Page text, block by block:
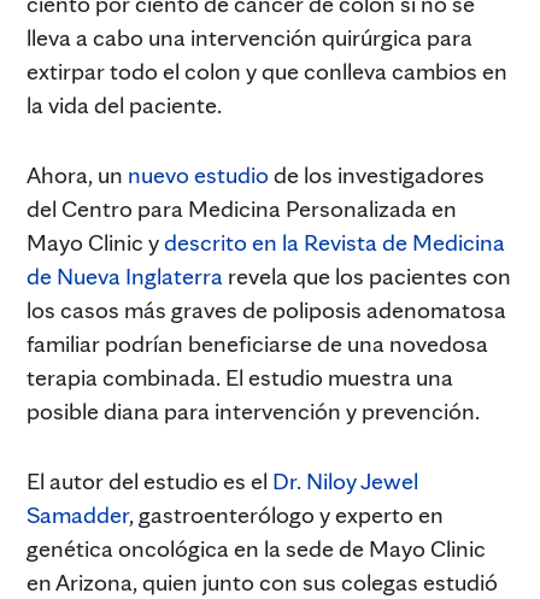
lleva a cabo una intervención quirúrgica para
extirpar todo el colon y que conlleva cambios en
la vida del paciente.
Ahora, un nuevo estudio de los investigadores
del Centro para Medicina Personalizada en
Mayo Clinic ydescrito en la Revista de Medicina
de Nueva Inglaterra revela que los pacientes con
los casos más graves de poliposis adenomatosa
familiar podrían beneficiarse de una novedosa
terapia combinada. El estudio muestra una
posible diana para intervención y prevención.
El autor del estudio es el Dr. Niloy Jewel
Samadder, gastroenterólogo y experto en
genética oncológica en la sede de Mayo Clinic
en Arizona, quien junto con sus colegas estudió